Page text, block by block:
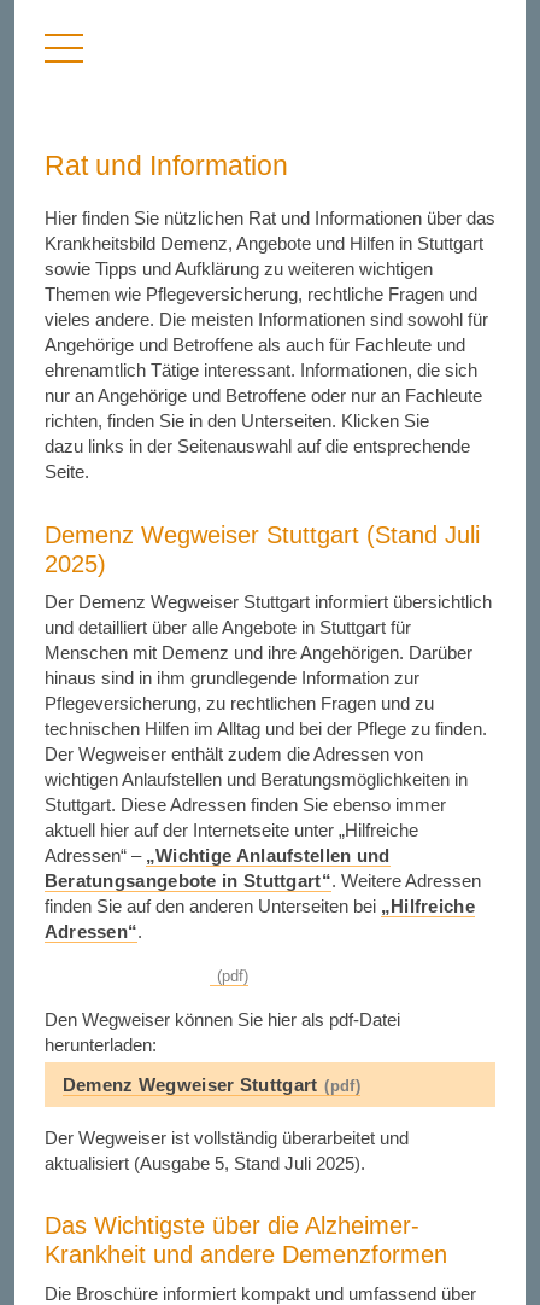
Menü
anzeigen
Rat und Information
Hier finden Sie nützlichen Rat und Informationen über das
Krankheitsbild Demenz, Angebote und Hilfen in Stuttgart
sowie Tipps und Aufklärung zu weiteren wichtigen
Themen wie Pflegeversicherung, rechtliche Fragen und
vieles andere. Die meisten Informationen sind sowohl für
Angehörige und Betroffene als auch für Fachleute und
ehrenamtlich Tätige interessant. Informationen, die sich
nur an Angehörige und Betroffene oder nur an Fachleute
richten, finden Sie in den Unterseiten. Klicken Sie
dazu links in der Seitenauswahl auf die entsprechende
Seite.
Demenz Wegweiser Stuttgart (Stand Juli
2025)
Der Demenz Wegweiser Stuttgart informiert übersichtlich
und detailliert über alle Angebote in Stuttgart für
Menschen mit Demenz und ihre Angehörigen. Darüber
hinaus sind in ihm grundlegende Information zur
Pflegeversicherung, zu rechtlichen Fragen und zu
technischen Hilfen im Alltag und bei der Pflege zu finden.
Der Wegweiser enthält zudem die Adressen von
wichtigen Anlaufstellen und Beratungsmöglichkeiten in
Stuttgart. Diese Adressen finden Sie ebenso immer
aktuell hier auf der Internetseite unter „Hilfreiche
Adressen“ – „Wichtige Anlaufstellen und
Beratungsangebote in Stuttgart“. Weitere Adressen
finden Sie auf den anderen Unterseiten bei „Hilfreiche
Adressen“.
Den Wegweiser können Sie hier als pdf-Datei
herunterladen:
Demenz Wegweiser Stuttgart
Der Wegweiser ist vollständig überarbeitet und
aktualisiert (Ausgabe 5, Stand Juli 2025).
Das Wichtigste über die Alzheimer-
Krankheit und andere Demenzformen
Die Broschüre informiert kompakt und umfassend über